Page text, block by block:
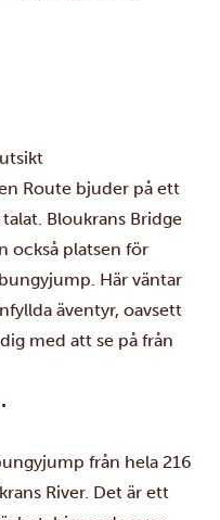
Route bjuder på ett
Bloukrans Bridge
också platsen för
Här väntar
äventyr, oavsett
med att se på från
från hela 216
River. Det är ett